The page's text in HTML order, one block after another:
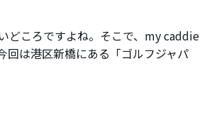
どころですよね。そこで、my caddie
回は港区新橋にある「ゴルフジャパ